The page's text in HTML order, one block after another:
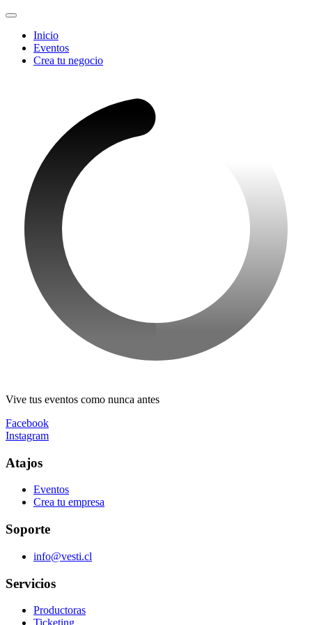
Inicio
Eventos
Crea tu negocio
Vive tus eventos como nunca antes
Facebook
Instagram
Atajos
Eventos
Crea tu empresa
Soporte
info@vesti.cl
Servicios
Productoras